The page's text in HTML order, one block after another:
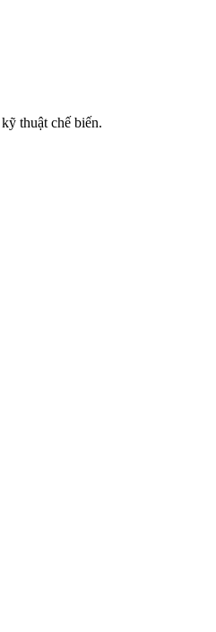
thuật chế biến.